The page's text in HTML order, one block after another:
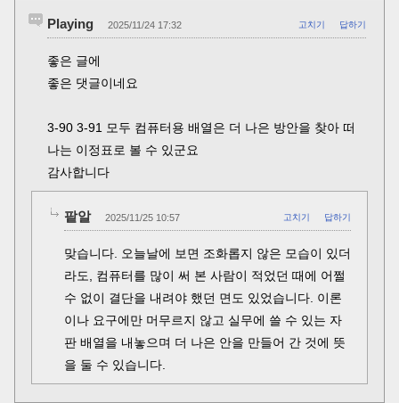
Playing 2025/11/24 17:32 고치기 답하기
좋은 글에
좋은 댓글이네요
3-90 3-91 모두 컴퓨터용 배열은 더 나은 방안을 찾아 떠
나는 이정표로 볼 수 있군요
감사합니다
팥알 2025/11/25 10:57 고치기 답하기
맞습니다. 오늘날에 보면 조화롭지 않은 모습이 있더
라도, 컴퓨터를 많이 써 본 사람이 적었던 때에 어쩔
수 없이 결단을 내려야 했던 면도 있었습니다. 이론
이나 요구에만 머무르지 않고 실무에 쓸 수 있는 자
판 배열을 내놓으며 더 나은 안을 만들어 간 것에 뜻
을 둘 수 있습니다.